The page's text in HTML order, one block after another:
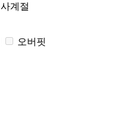
사계절
오버핏